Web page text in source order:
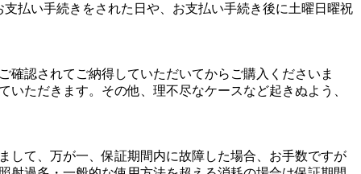
払い手続きをされた日や、お支払い手続き後に土曜日曜祝
認されてご納得していただいてからご購入くださいま
ただきます。その他、理不尽なケースなど起きぬよう、
して、万が一、保証期間内に故障した場合、お手数ですが